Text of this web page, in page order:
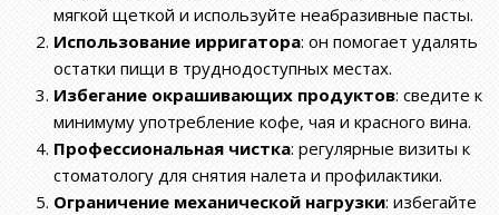
мягкой щеткой и используйте неабразивные пасты.
Использование ирригатора: он помогает удалять
остатки пищи в труднодоступных местах.
Избегание окрашивающих продуктов: сведите к
минимуму употребление кофе, чая и красного вина.
Профессиональная чистка: регулярные визиты к
стоматологу для снятия налета и профилактики.
Ограничение механической нагрузки: избегайте